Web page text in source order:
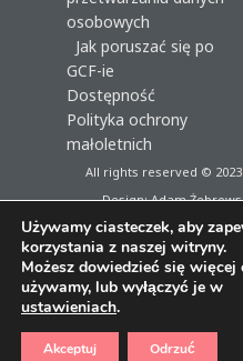
osobowych
Jak poruszać się po
GCF-ie
Dostępność
Polityka ochrony
małoletnich
All rights reserved © 2023
Design: Adam
Używamy ciasteczek, aby
korzystania z naszej witryny.
Możesz dowiedzieć się
używamy, lub wyłączyć je w
ustawieniach.
Akceptuj Odrzuć